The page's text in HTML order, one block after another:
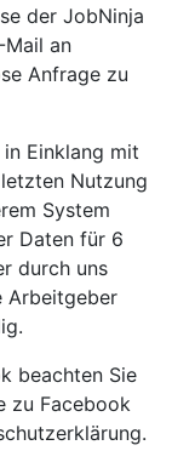
der JobNinja
an
Anfrage zu
Einklang mit
Nutzung
System
Daten für 6
durch uns
Arbeitgeber
beachten Sie
zu Facebook